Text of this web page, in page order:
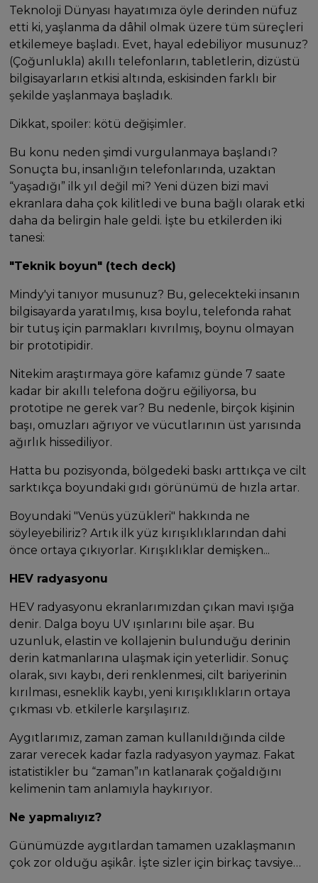
Teknoloji Dünyası hayatımıza öyle derinden nüfuz
etti ki, yaşlanma da dâhil olmak üzere tüm süreçleri
etkilemeye başladı. Evet, hayal edebiliyor musunuz?
(Çoğunlukla) akıllı telefonların, tabletlerin, dizüstü
bilgisayarların etkisi altında, eskisinden farklı bir
şekilde yaşlanmaya başladık.
Dikkat, spoiler: kötü değişimler.
Bu konu neden şimdi vurgulanmaya başlandı?
Sonuçta bu, insanlığın telefonlarında, uzaktan
“yaşadığı” ilk yıl değil mi? Yeni düzen bizi mavi
ekranlara daha çok kilitledi ve buna bağlı olarak etki
daha da belirgin hale geldi. İşte bu etkilerden iki
tanesi:
"Teknik boyun" (tech deck)
Mindy'yi tanıyor musunuz? Bu, gelecekteki insanın
bilgisayarda yaratılmış, kısa boylu, telefonda rahat
bir tutuş için parmakları kıvrılmış, boynu olmayan
bir prototipidir.
Nitekim araştırmaya göre kafamız günde 7 saate
kadar bir akıllı telefona doğru eğiliyorsa, bu
prototipe ne gerek var? Bu nedenle, birçok kişinin
başı, omuzları ağrıyor ve vücutlarının üst yarısında
ağırlık hissediliyor.
Hatta bu pozisyonda, bölgedeki baskı arttıkça ve cilt
sarktıkça boyundaki gıdı görünümü de hızla artar.
Boyundaki "Venüs yüzükleri" hakkında ne
söyleyebiliriz? Artık ilk yüz kırışıklıklarından dahi
önce ortaya çıkıyorlar. Kırışıklıklar demişken...
HEV radyasyonu
HEV radyasyonu ekranlarımızdan çıkan mavi ışığa
denir. Dalga boyu UV ışınlarını bile aşar. Bu
uzunluk, elastin ve kollajenin bulunduğu derinin
derin katmanlarına ulaşmak için yeterlidir. Sonuç
olarak, sıvı kaybı, deri renklenmesi, cilt bariyerinin
kırılması, esneklik kaybı, yeni kırışıklıkların ortaya
çıkması vb. etkilerle karşılaşırız.
Aygıtlarımız, zaman zaman kullanıldığında cilde
zarar verecek kadar fazla radyasyon yaymaz. Fakat
istatistikler bu “zaman”ın katlanarak çoğaldığını
kelimenin tam anlamıyla haykırıyor.
Ne yapmalıyız?
Günümüzde aygıtlardan tamamen uzaklaşmanın
çok zor olduğu aşikâr. İşte sizler için birkaç tavsiye…